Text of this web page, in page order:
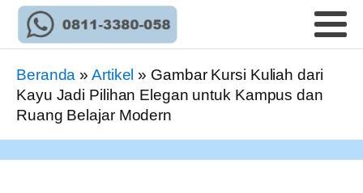
Beranda »Artikel » Gambar Kursi Kuliah dari
Kayu Jadi Pilihan Elegan untuk Kampus dan
Ruang Belajar Modern